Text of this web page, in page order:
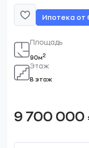
Ипотека от
Площадь
90м2
Этаж
8 этаж
9 700 000